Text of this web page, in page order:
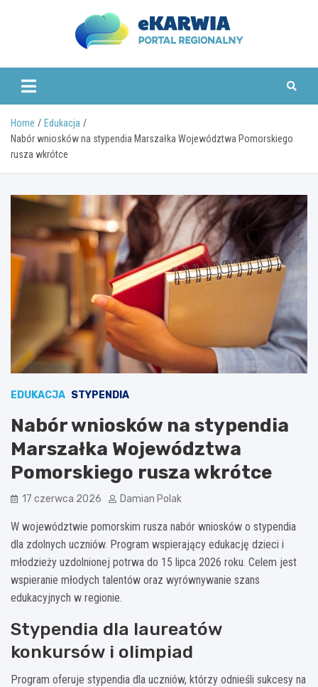
www.ekarwia.pl
Home
Edukacja
Nabór wniosków na stypendia Marszałka Województwa Pomorskiego
rusza wkrótce
EDUKACJA STYPENDIA
Nabór wniosków na stypendia
Marszałka Województwa
Pomorskiego rusza wkrótce
17 czerwca 2026 Damian Polak
W województwie pomorskim rusza nabór wniosków o stypendia
dla zdolnych uczniów. Program wspierający edukację dzieci i
młodzieży uzdolnionej potrwa do 15 lipca 2026 roku. Celem jest
wspieranie młodych talentów oraz wyrównywanie szans
edukacyjnych w regionie.
Stypendia dla laureatów
konkursów i olimpiad
Program oferuje stypendia dla uczniów, którzy odnieśli sukcesy na